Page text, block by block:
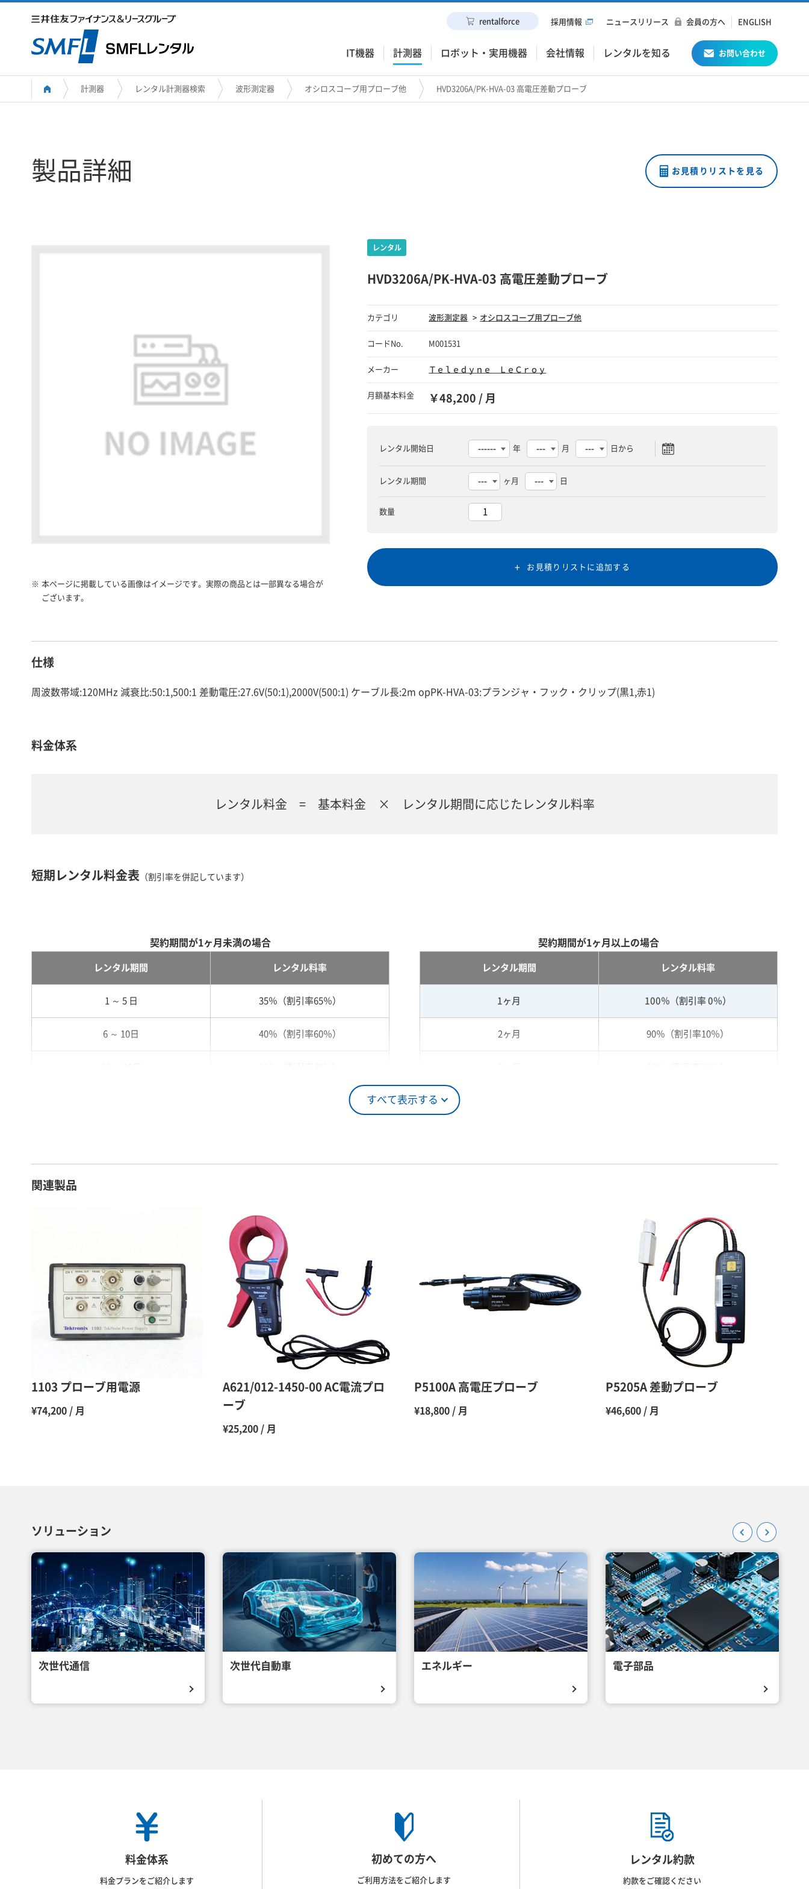
IT機器 計測器 ロボット・実用機器 会社情報 レンタルを知る お問い合わせ
rentalforce 採用情報 ニュースリリース 会員の方へ ENGLISH
計測器 レンタル計測器検索 波形測定器 オシロスコープ用プローブ他 HVD3206A/PK-HVA-03 高電圧差動プローブ
製品詳細 お見積りリストを見る
※ 本ページに掲載している画像はイメージです。実際の商品とは一部異なる場合が
ございます。
HVD3206A/PK-HVA-03 高電圧差動プローブ
カテゴリ 波形測定器 オシロスコープ用プローブ他
コードNo. M001531
メーカー Ｔｅｌｅｄｙｎｅ ＬｅＣｒｏｙ
月額基本料金 ￥48,200 / 月
レンタル開始日 年 月 日から
レンタル期間 ヶ月 日
数量
お見積りリストに追加する
仕様
周波数帯域:120MHz 減衰比:50:1,500:1 差動電圧:27.6V(50:1),2000V(500:1) ケーブル長:2m opPK-HVA-03:プランジャ・フック・クリップ(黒1,赤1)
料金体系
レンタル料金 = 基本料金 × レンタル期間に応じたレンタル料率
短期レンタル料金表 （割引率を併記しています）
すべて表示する
契約期間が1ヶ月未満の場合
レンタル期間 レンタル料率
1 ～ 5 日 35％（割引率65％）
6 ～ 10日 40％（割引率60％）
26日 ～ 1ヶ月 100％（割引率 0％）
契約期間が1ヶ月以上の場合
レンタル期間 レンタル料率
1ヶ月 100％（割引率 0％）
2ヶ月 90％（割引率10％）
6ヶ月 65％（割引率35％）
55％（割引率45％）
50％（割引率50％）
10ヶ月 48％（割引率52％）
47％（割引率53％）
45％（割引率55％）
関連製品
1103 プローブ用電源
¥74,200 / 月
A621/012-1450-00 AC電流プロ
ーブ
¥25,200 / 月
P5100A 高電圧プローブ
¥18,800 / 月
P5205A 差動プローブ
¥46,600 / 月
ソリューション
次世代通信 次世代自動車 エネルギー 電子部品
料金体系
料金プランをご紹介します
初めての方へ
ご利用方法をご紹介します
レンタル約款
約款をご確認ください